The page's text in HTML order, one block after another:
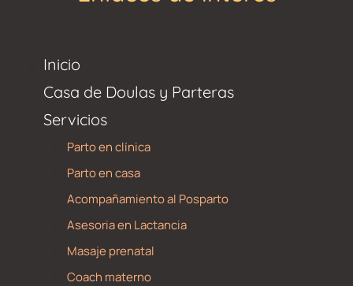
Inicio
Casa de Doulas y Parteras
Servicios
Parto en clínica
Parto en casa
Acompañamiento al Posparto
Asesoria en Lactancia
Masaje prenatal
Coach materno